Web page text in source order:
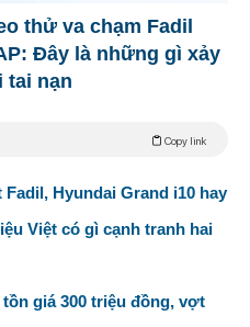
thử va chạm Fadil
Đây là những gì xảy
tai nạn
Copy link
Hyundai Grand i10 hay
Việt có gì cạnh tranh hai
giá 300 triệu đồng, vợt